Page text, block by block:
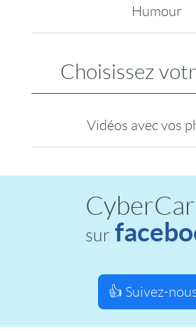
Humour
Choisissez
Vidéos avec vos
sur
👍 Suivez-